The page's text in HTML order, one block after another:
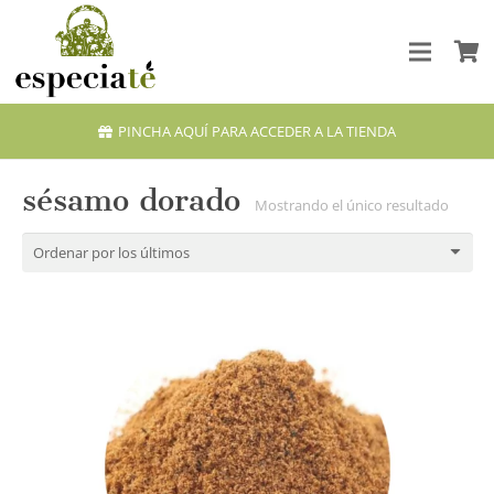
PINCHA AQUÍ PARA ACCEDER A LA TIENDA
sésamo dorado Mostrando el único resultado